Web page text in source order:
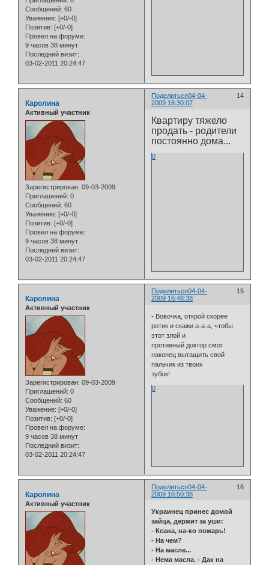
Сообщений: 60
Уважение: [+0/-0]
Позитив: [+0/-0]
Провел на форуме:
9 часов 38 минут
Последний визит:
03-02-2011 20:24:47
Поделиться 14
04-04-
2009 16:30:07
Каролина
Активный участник
Зарегистрирован: 09-03-2009
Приглашений: 0
Сообщений: 60
Уважение: [+0/-0]
Позитив: [+0/-0]
Провел на форуме:
9 часов 38 минут
Последний визит:
03-02-2011 20:24:47
Квартиру тяжело
продать - родители
постоянно дома...
0
Поделиться 15
04-04-
2009 16:48:38
Каролина
Активный участник
Зарегистрирован: 09-03-2009
Приглашений: 0
Сообщений: 60
Уважение: [+0/-0]
Позитив: [+0/-0]
Провел на форуме:
9 часов 38 минут
Последний визит:
03-02-2011 20:24:47
- Вовочка, открой скорее
ротик и скажи а-а-а, чтобы
этот злой и
противный доктор смог
наконец вытащить свой
пальчик из твоих
зубок!
0
Поделиться 16
04-04-
2009 16:50:38
Каролина
Активный участник
Украинец принес домой
зайца, держит за уши:
- Ксана, на-ко пожарь!
- На чем?
- На масле...
- Нема масла. - Дак на